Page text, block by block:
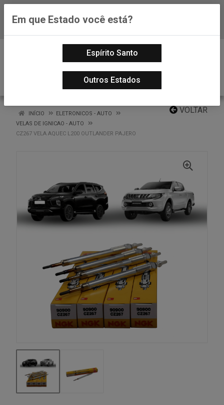
Baixe já nosso APP
VOLTAR
INÍCIO
ELETRONICOS - AUTO
VELAS DE IGNICAO - AUTO
CZ267 VELA AQUEC L200 OUTLANDER PAJERO
Em que Estado você está?
Espírito Santo
Outros Estados